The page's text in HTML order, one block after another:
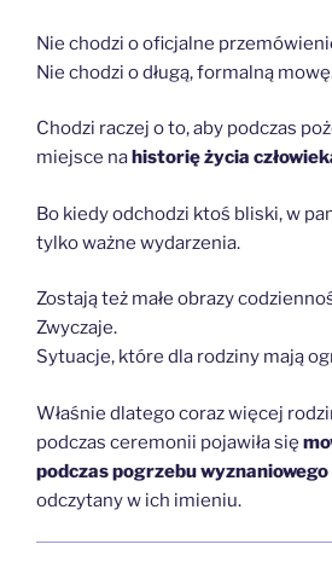
Nie chodzi o oficjalne
Nie chodzi o długą, formalną
Chodzi raczej o to, aby podczas
miejsce na historię życia
Bo kiedy odchodzi ktoś bliski, w
tylko ważne wydarzenia.
Zostają też małe obrazy
Zwyczaje.
Sytuacje, które dla rodziny mają
Właśnie dlatego coraz więcej
podczas ceremonii pojawiła się
podczas pogrzebu wyznaniowego
odczytany w ich imieniu.